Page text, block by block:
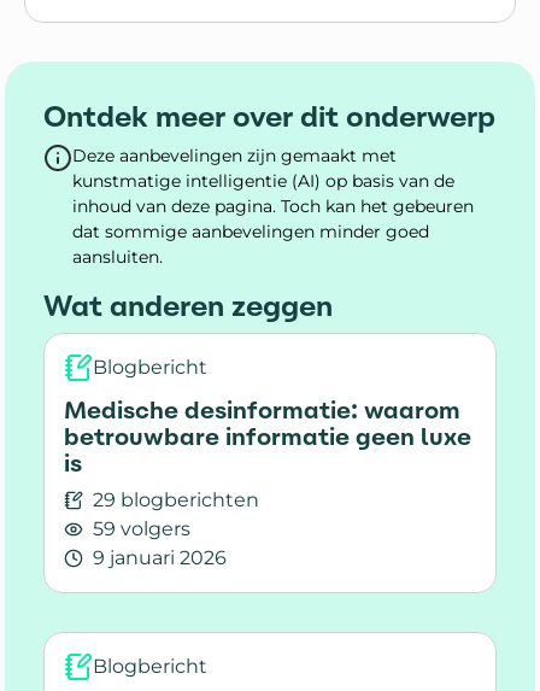
Lees meer over Hoe herken je desinformatie?
Ontdek meer over dit onderwerp
Deze aanbevelingen zijn gemaakt met
kunstmatige intelligentie (AI) op basis van de
inhoud van deze pagina. Toch kan het gebeuren
dat sommige aanbevelingen minder goed
aansluiten.
Wat anderen zeggen
Blogbericht
Medische desinformatie: waarom
betrouwbare informatie geen luxe
is
29 blogberichten
59 volgers
9 januari 2026
Lees meer over Medische desinformatie:
Blogbericht